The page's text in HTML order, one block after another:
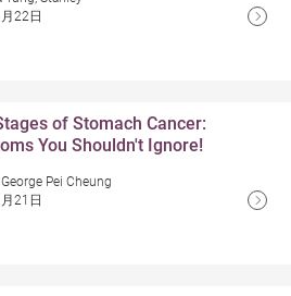
22日
of Stomach Cancer:
You Shouldn't Ignore!
Pei Cheung
21日